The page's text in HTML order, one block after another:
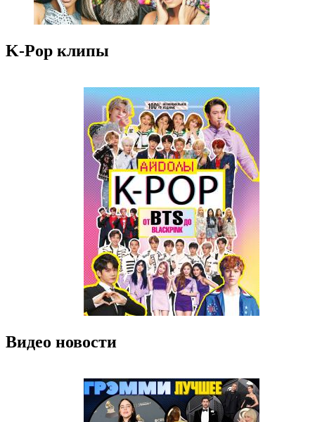
K-Pop клипы
Видео новости